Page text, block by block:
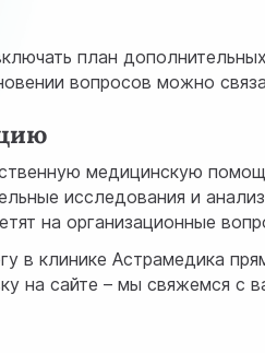
план
вопросов можно
медицинскую
исследования и
на организационные
в клинике Астрамедика
на сайте – мы свяжемся с